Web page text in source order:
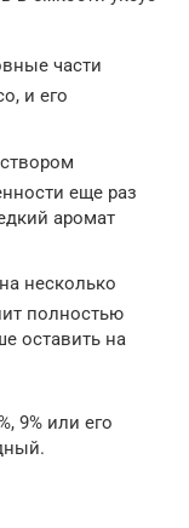
части
и его
еще раз
аромат
несколько
полностью
оставить на
9% или его